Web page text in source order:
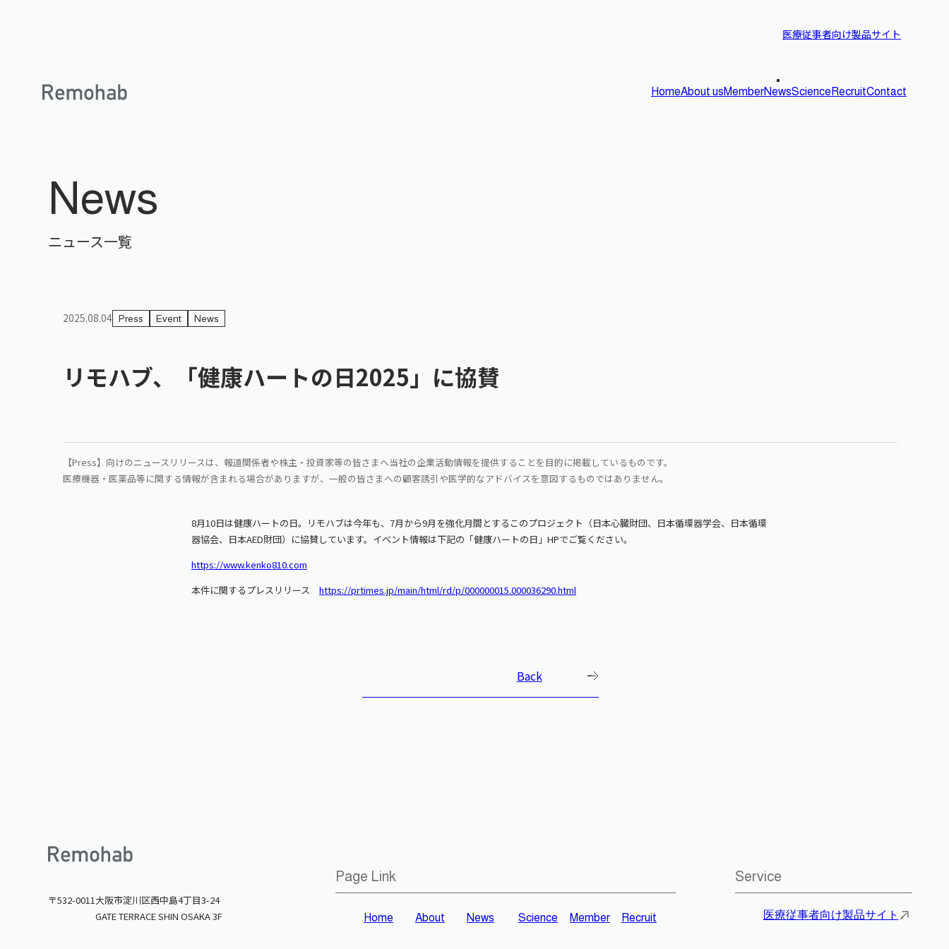
医療従事者向け製品サイト
HomeAbout usMemberNewsScience RecruitContact
News
ニュース一覧
2025.08.04 Press Event News
リモハブ、「健康ハートの日2025」に協賛
【Press】向けのニュースリリースは、報道関係者や株主・投資家等の皆さまへ当社の企業活動情報を提供することを目的に掲載しているものです。
医療機器・医薬品等に関する情報が含まれる場合がありますが、一般の皆さまへの顧客誘引や医学的なアドバイスを意図するものではありません。
8月10日は健康ハートの日。リモハブは今年も、7月から9月を強化月間とするこのプロジェクト（日本心臓財団、日本循環器学会、日本循環
器協会、日本AED財団）に協賛しています。イベント情報は下記の「健康ハートの日」HPでご覧ください。
https://www.kenko810.com
本件に関するプレスリリース https://prtimes.jp/main/html/rd/p/000000015.000036290.html
Back
〒532-0011大阪市淀川区西中島4丁目3-24
GATE TERRACE SHIN OSAKA 3F
Page Link
Home About News Science Member Recruit
Service
医療従事者向け製品サイト